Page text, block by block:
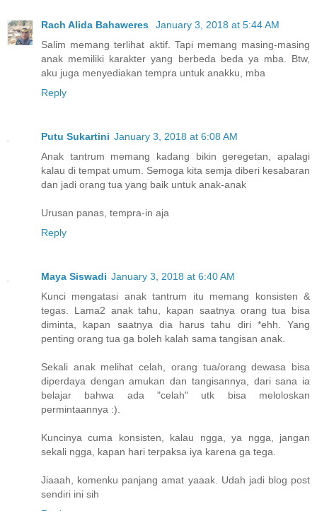
Rach Alida Bahaweres
January 3, 2018 at 5:44 AM
Salim memang terlihat aktif. Tapi memang masing-masing
anak memiliki karakter yang berbeda beda ya mba. Btw,
aku juga menyediakan tempra untuk anakku, mba
Reply
Putu Sukartini January 3, 2018 at 6:08 AM
Anak tantrum memang kadang bikin geregetan, apalagi
kalau di tempat umum. Semoga kita semja diberi kesabaran
dan jadi orang tua yang baik untuk anak-anak
Urusan panas, tempra-in aja
Reply
Maya Siswadi January 3, 2018 at 6:40 AM
Kunci mengatasi anak tantrum itu memang konsisten &
tegas. Lama2 anak tahu, kapan saatnya orang tua bisa
diminta, kapan saatnya dia harus tahu diri *ehh. Yang
penting orang tua ga boleh kalah sama tangisan anak.
Sekali anak melihat celah, orang tua/orang dewasa bisa
diperdaya dengan amukan dan tangisannya, dari sana ia
belajar bahwa ada "celah" utk bisa meloloskan
permintaannya :).
Kuncinya cuma konsisten, kalau ngga, ya ngga, jangan
sekali ngga, kapan hari terpaksa iya karena ga tega.
Jiaaah, komenku panjang amat yaaak. Udah jadi blog post
sendiri ini sih